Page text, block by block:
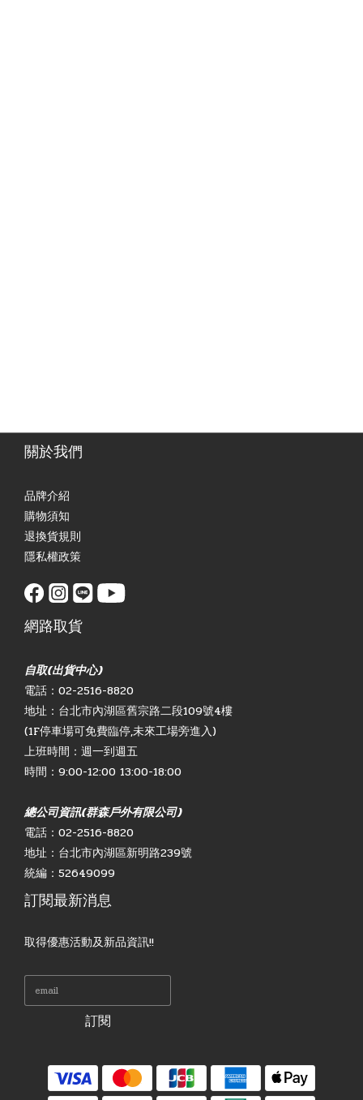
關於我們
品牌介紹
購物須知
退換貨規則
隱私權政策
網路取貨
自取(出貨中心)
電話：02-2516-8820
地址：台北市內湖區舊宗路二段109號4樓
(1F停車場可免費臨停,未來工場旁進入)
上班時間：週一到週五
時間：9:00-12:00 13:00-18:00
總公司資訊(群森戶外有限公司)
電話：02-2516-8820
地址：台北市內湖區新明路239號
統編：52649099
訂閱最新消息
取得優惠活動及新品資訊!!
訂閱